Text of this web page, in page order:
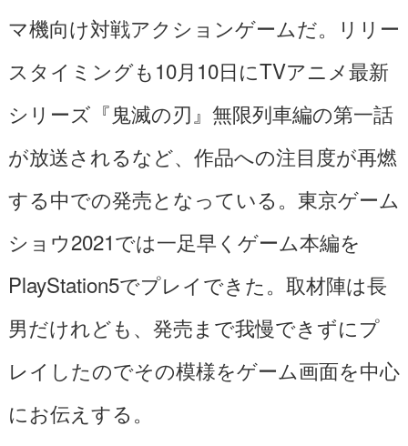
マ機向け対戦アクションゲームだ。リリー
スタイミングも10月10日にTVアニメ最新
シリーズ 『鬼滅の刃』無限列車編の第一話
が放送されるなど、作品への注目度が再燃
する中での発売となっている。東京ゲーム
ショウ2021では一足早くゲーム本編を
PlayStation5でプレイできた。取材陣は長
男だけれども、発売まで我慢できずにプ
レイしたのでその模様をゲーム画面を中心
にお伝えする。